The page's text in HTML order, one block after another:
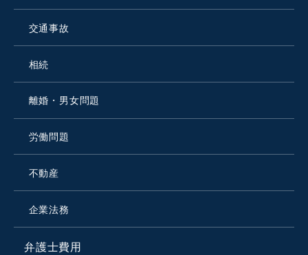
交通事故
相続
離婚・男女問題
労働問題
不動産
企業法務
弁護士費用